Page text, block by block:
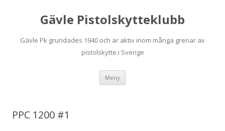
Gävle Pistolskytteklubb
Gävle Pk grundades 1940 och är aktiv inom många grenar av
pistolskytte i Sverige
Meny
PPC 1200 #1